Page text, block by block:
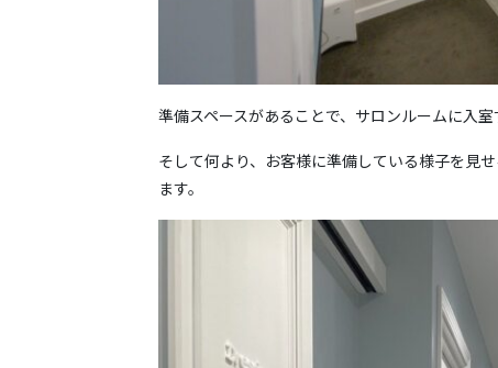
準備スペースがあることで、サロンルームに入
そして何より、お客様に準備している様子を見
ます。